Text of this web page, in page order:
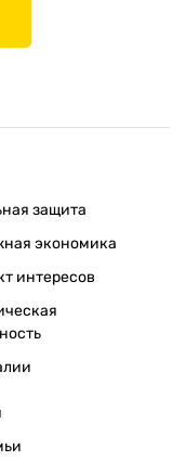
защита
экономика
интересов